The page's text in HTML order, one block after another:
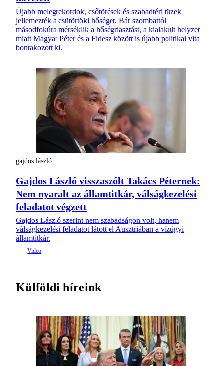
Újabb melegrekordok, csőtörések és szabadtéri tüzek
jellemezték a csütörtöki hőséget. Bár szombattól
másodfokúra mérséklik a hőségriasztást, a kialakult helyzet
miatt Magyar Péter és a Fidesz között is újabb politikai vita
bontakozott ki.
gajdos lászló
Gajdos László visszaszólt Takács Péternek:
Nem nyaralt az államtitkár, válságkezelési
feladatot végzett
Gajdos László szerint nem szabadságon volt, hanem
válságkezelési feladatot látott el Ausztriában a vízügyi
államtitkár.
Külföldi híreink